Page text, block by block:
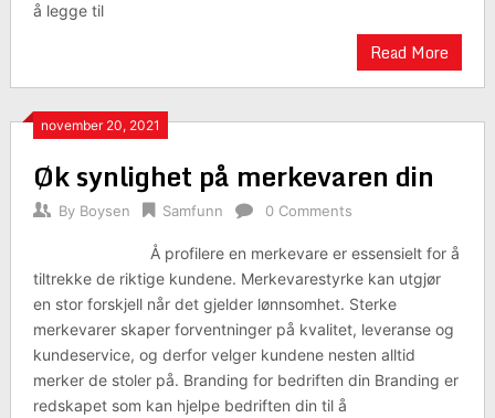
å legge til
Read More
november 20, 2021
Øk synlighet på merkevaren din
By Boysen Samfunn 0 Comments
Å profilere en merkevare er essensielt for å
tiltrekke de riktige kundene. Merkevarestyrke kan utgjør
en stor forskjell når det gjelder lønnsomhet. Sterke
merkevarer skaper forventninger på kvalitet, leveranse og
kundeservice, og derfor velger kundene nesten alltid
merker de stoler på. Branding for bedriften din Branding er
redskapet som kan hjelpe bedriften din til å